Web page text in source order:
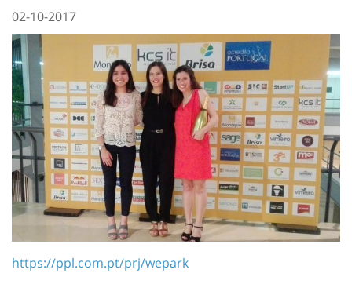
02-10-2017
https://ppl.com.pt/prj/wepark